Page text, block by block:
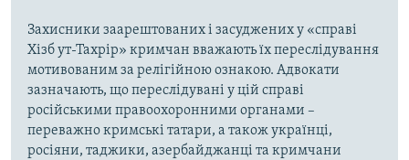
Захисники заарештованих і засуджених у «справі
Хізб ут-Тахрір» кримчан вважають їх переслідування
мотивованим за релігійною ознакою. Адвокати
зазначають, що переслідувані у цій справі
російськими правоохоронними органами –
переважно кримські татари, а також українці,
росіяни, таджики, азербайджанці та кримчани